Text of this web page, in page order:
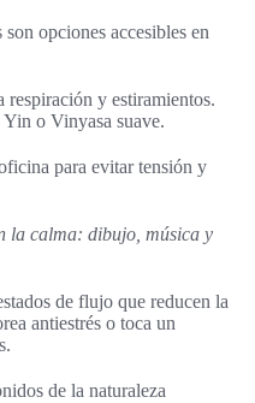
opciones accesibles en
y estiramientos.
o Vinyasa suave.
para evitar tensión y
la calma: dibujo, música y
de flujo que reducen la
antiestrés o toca un
de la naturaleza